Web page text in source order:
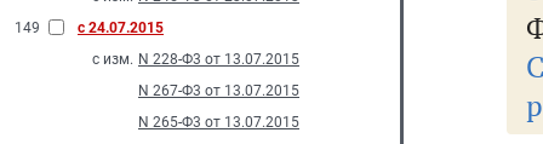
149
с 24.07.2015
с изм. N 228-Ф3 от 13.07.2015
N 267-Ф3 от 13.07.2015
N 265-Ф3 от 13.07.2015